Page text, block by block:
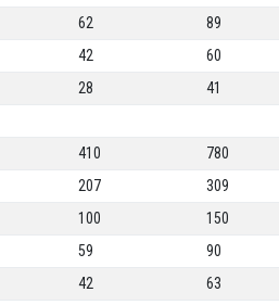
62 89
42 60
28 41
410 780
207 309
100 150
59 90
42 63